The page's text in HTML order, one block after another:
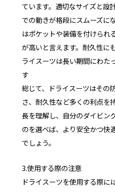
ています。適切なサイズと設
での動きが格段にスムーズに
はポケットや装備を付けられ
が高いと言えます。耐久性に
ライスーツは長い期間にわた
す
総じて、ドライスーツはその
さ、耐久性など多くの利点を
長を理解し、自分のダイビン
のを選べば、より安全かつ快
でしょう。
3.使用する際の注意
ドライスーツを使用する際に